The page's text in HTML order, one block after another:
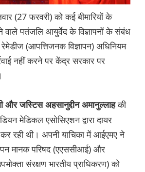
(27 फरवरी) को कई बीमारियों के
वाले पतंजलि आयुर्वेद के विज्ञापनों के संबंध
(आपत्तिजनक विज्ञापन) अधिनियम
नहीं करने पर केंद्र सरकार पर
और जस्टिस अहसानुद्दीन अमानुल्लाहकी
मेडिकल एसोसिएशन द्वारा दायर
रही थी। अपनी याचिका में आईएमए ने
मानक परिषद (एएससीआई) और
संरक्षण भारतीय प्राधिकरण) को